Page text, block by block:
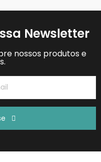
Newsletter
nossos produtos e